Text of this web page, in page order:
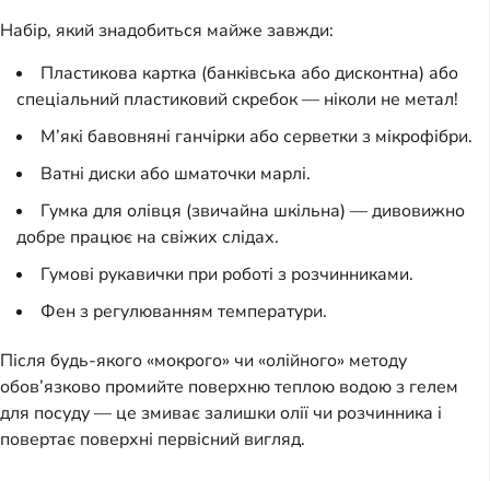
Набір, який знадобиться майже завжди:
Пластикова картка (банківська або дисконтна) або
спеціальний пластиковий скребок — ніколи не метал!
М’які бавовняні ганчірки або серветки з мікрофібри.
Ватні диски або шматочки марлі.
Гумка для олівця (звичайна шкільна) — дивовижно
добре працює на свіжих слідах.
Гумові рукавички при роботі з розчинниками.
Фен з регулюванням температури.
Після будь-якого «мокрого» чи «олійного» методу
обов’язково промийте поверхню теплою водою з гелем
для посуду — це змиває залишки олії чи розчинника і
повертає поверхні первісний вигляд.